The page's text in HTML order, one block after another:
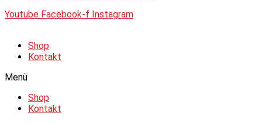
Youtube Facebook-f Instagram
Shop
Kontakt
Menü
Shop
Kontakt